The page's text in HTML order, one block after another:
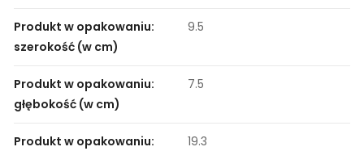
Produkt w opakowaniu:
szerokość (w cm)
9.5
Produkt w opakowaniu:
głębokość (w cm)
7.5
Produkt w opakowaniu:
19.3